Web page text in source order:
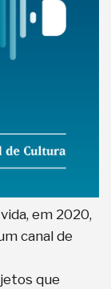
em 2020,
canal de
que